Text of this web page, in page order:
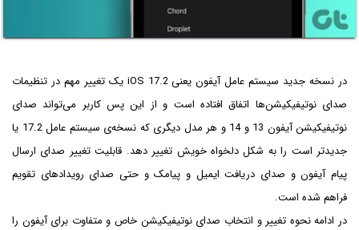
در نسخه جدید سیستم عامل آیفون یعنی iOS 17.2 یک تغییر مهم در تنظیمات
صدای نوتیفیکیشن‌ها اتفاق افتاده است و از این پس کاربر می‌تواند صدای
نوتیفیکیشن آیفون 13 و 14 و هر مدل دیگری که نسخه‌ی سیستم عامل 17.2 یا
جدیدتر است را به شکل دلخواه خویش تغییر دهد. قابلیت تغییر صدای ارسال
پیام آیفون و صدای دریافت ایمیل و پیامک و حتی صدای رویدادهای تقویم
فراهم شده است.
در ادامه نحوه تغییر و انتخاب صدای نوتیفیکیشن خاص و متفاوت برای آیفون را